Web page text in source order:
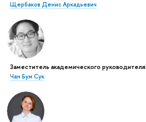
Щербаков Денис Аркадьевич
Заместитель академического руководителя
Чан Бум Сук